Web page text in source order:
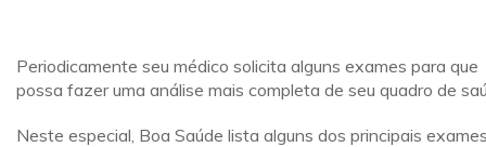
Periodicamente seu médico solicita alguns exames para que
possa fazer uma análise mais completa de seu quadro de
Neste especial, Boa Saúde lista alguns dos principais